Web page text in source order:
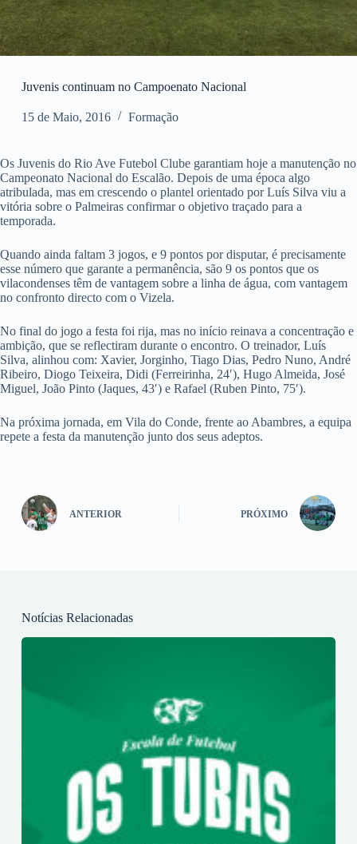
Juvenis continuam no Campoenato Nacional
15 de Maio, 2016 Formação
Os Juvenis do Rio Ave Futebol Clube garantiam hoje a manutenção no
Campeonato Nacional do Escalão. Depois de uma época algo
atribulada, mas em crescendo o plantel orientado por Luís Silva viu a
vitória sobre o Palmeiras confirmar o objetivo traçado para a
temporada.
Quando ainda faltam 3 jogos, e 9 pontos por disputar, é precisamente
esse número que garante a permanência, são 9 os pontos que os
vilacondenses têm de vantagem sobre a linha de água, com vantagem
no confronto directo com o Vizela.
No final do jogo a festa foi rija, mas no início reinava a concentração e
ambição, que se reflectiram durante o encontro. O treinador, Luís
Silva, alinhou com: Xavier, Jorginho, Tiago Dias, Pedro Nuno, André
Ribeiro, Diogo Teixeira, Didi (Ferreirinha, 24′), Hugo Almeida, José
Miguel, João Pinto (Jaques, 43′) e Rafael (Ruben Pinto, 75′).
Na próxima jornada, em Vila do Conde, frente ao Abambres, a equipa
repete a festa da manutenção junto dos seus adeptos.
ANTERIOR PRÓXIMO
Notícias Relacionadas